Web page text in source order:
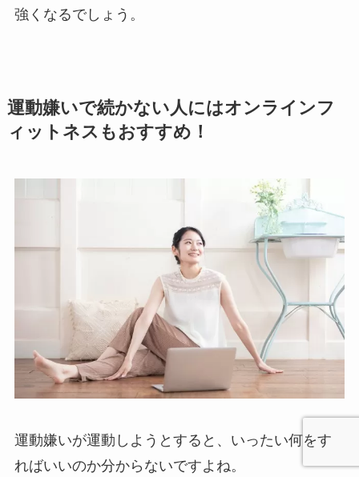
強くなるでしょう。
運動嫌いで続かない人にはオンラインフ
ィットネスもおすすめ！
運動嫌いが運動しようとすると、いったい何をす
ればいいのか分からないですよね。